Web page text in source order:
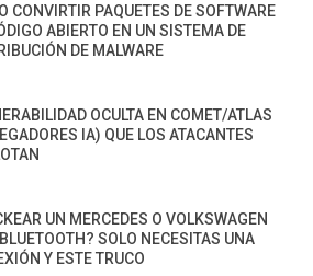
CONVIRTIR PAQUETES DE SOFTWARE
ABIERTO EN UN SISTEMA DE
DE MALWARE
OCULTA EN COMET/ATLAS
IA) QUE LOS ATACANTES
UN MERCEDES O VOLKSWAGEN
SOLO NECESITAS UNA
Y ESTE TRUCO